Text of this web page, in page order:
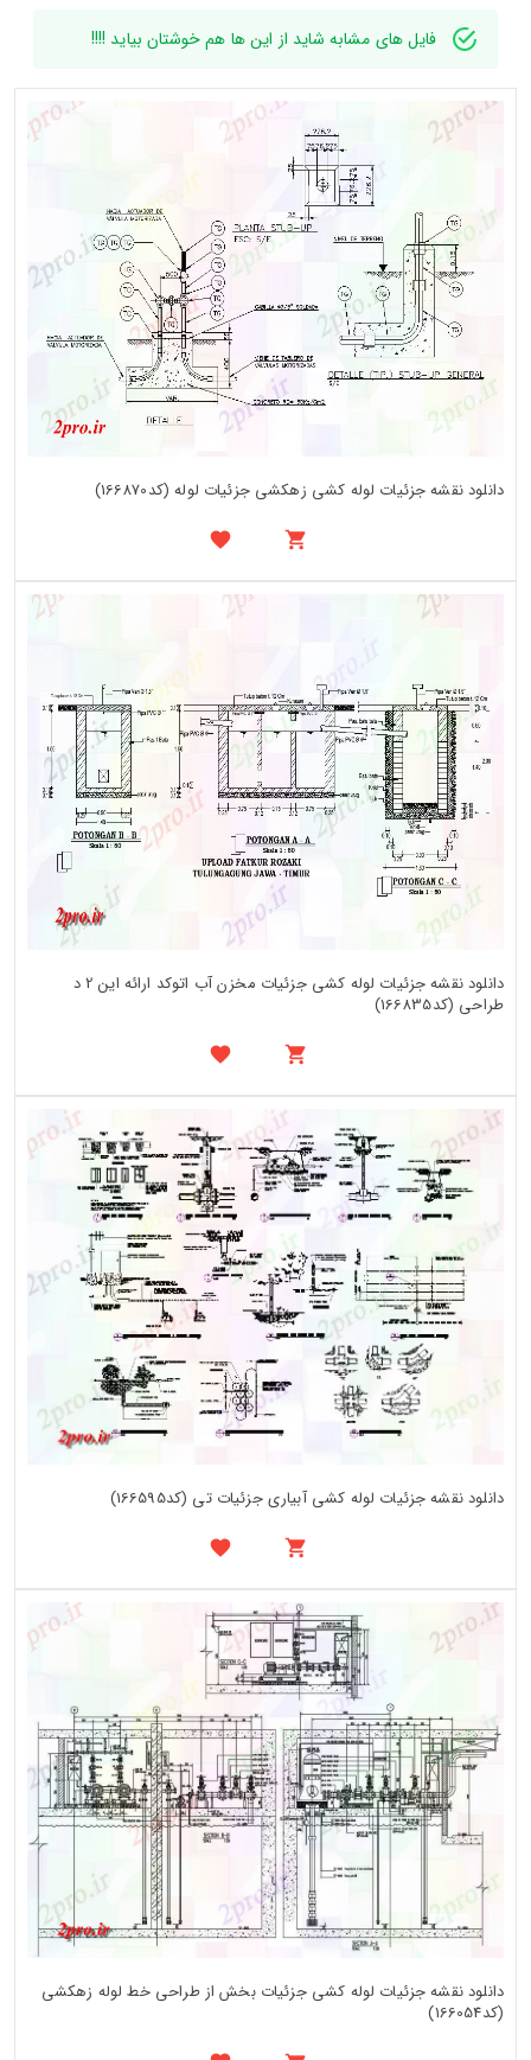
فایل های مشابه شاید از این ها هم خوشتان بیاید !!!!
دانلود نقشه جزئیات لوله کشی زهکشی جزئیات لوله (کد166870)
دانلود نقشه جزئیات لوله کشی جزئیات مخزن آب اتوکد ارائه این 2 د
طراحی (کد166835)
دانلود نقشه جزئیات لوله کشی آبیاری جزئیات تی (کد166595)
دانلود نقشه جزئیات لوله کشی جزئیات بخش از طراحی خط لوله زهکشی
(کد166054)